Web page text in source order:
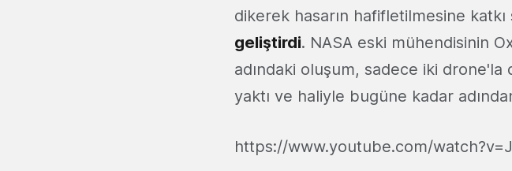
dikerek hasarın hafifletilmesine
geliştirdi. NASA eski mühendisinin
adındaki oluşum, sadece iki drone'la
yaktı ve haliyle bugüne kadar
https://www.youtube.com/